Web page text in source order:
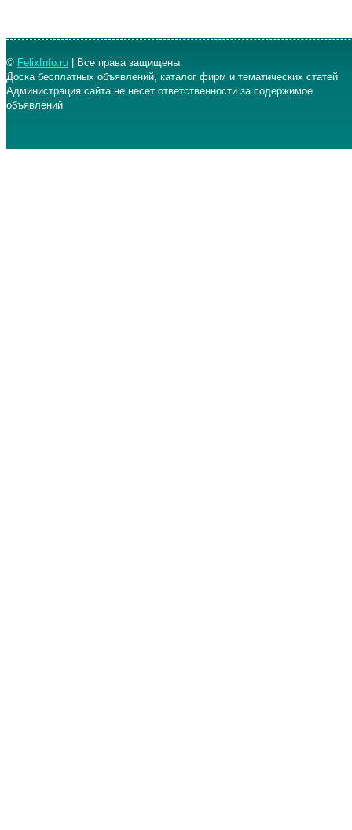
© FelixInfo.ru | Все права защищены
Доска бесплатных объявлений, каталог фирм и тематических статей
Администрация сайта не несет ответственности за содержимое
объявлений